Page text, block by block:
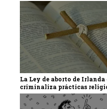
La Ley de aborto de
criminaliza prácticas